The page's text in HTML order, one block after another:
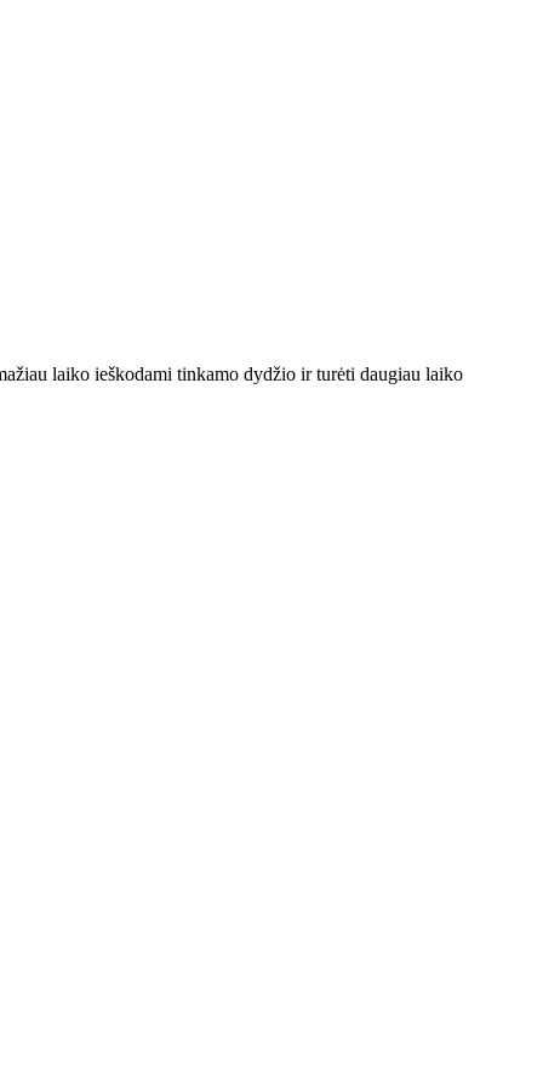
laiko ieškodami tinkamo dydžio ir turėti daugiau laiko